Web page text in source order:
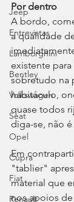
Jeep
Entrevistas
Lamborghini
Bentley
Volkswagen
Seat
Opel
Cupra
Fiat
Renault
Por dentro
A bordo,
a qualidade
existente
sobretudo na
habitáculo,
quase todos
diga-se, não
Em
"tablier"
material que
nos apoios